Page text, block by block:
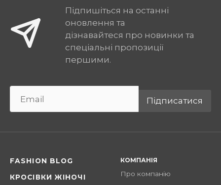
Підпишіться на останні
оновлення та
дізнавайтеся про новинки та
спеціальні пропозиції
першими.
Підписатися
FASHION BLOG
КРОСІВКИ ЖІНОЧІ
КОМПАНІЯ
Про компанію